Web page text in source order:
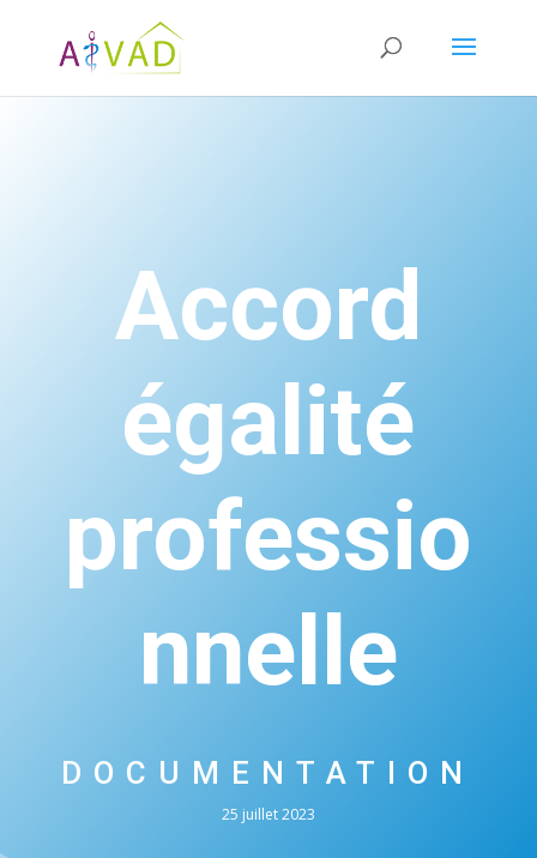
Accord
égalité
professio
nnelle
DOCUMENTATION
25 juillet 2023